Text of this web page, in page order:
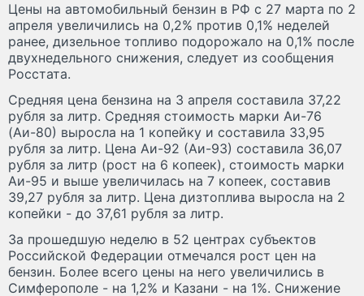
Цены на автомобильный бензин в РФ с 27 марта по 2
апреля увеличились на 0,2% против 0,1% неделей
ранее, дизельное топливо подорожало на 0,1% после
двухнедельного снижения, следует из сообщения
Росстата.
Средняя цена бензина на 3 апреля составила 37,22
рубля за литр. Средняя стоимость марки Аи-76
(Аи-80) выросла на 1 копейку и составила 33,95
рубля за литр. Цена Аи-92 (Аи-93) составила 36,07
рубля за литр (рост на 6 копеек), стоимость марки
Аи-95 и выше увеличилась на 7 копеек, составив
39,27 рубля за литр. Цена дизтоплива выросла на 2
копейки - до 37,61 рубля за литр.
За прошедшую неделю в 52 центрах субъектов
Российской Федерации отмечался рост цен на
бензин. Более всего цены на него увеличились в
Симферополе - на 1,2% и Казани - на 1%. Снижение